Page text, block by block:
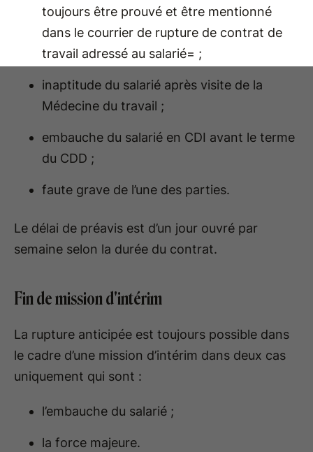
toujours être prouvé et être mentionné
dans le courrier de rupture de contrat de
travail adressé au salarié= ;
inaptitude du salarié après visite de la
Médecine du travail ;
embauche du salarié en CDI avant le terme
du CDD ;
faute grave de l’une des parties.
Le délai de préavis est d’un jour ouvré par
semaine selon la durée du contrat.
Fin de mission d'intérim
La rupture anticipée est toujours possible dans
le cadre d’une mission d’intérim dans deux cas
uniquement qui sont :
l’embauche du salarié ;
la force majeure.